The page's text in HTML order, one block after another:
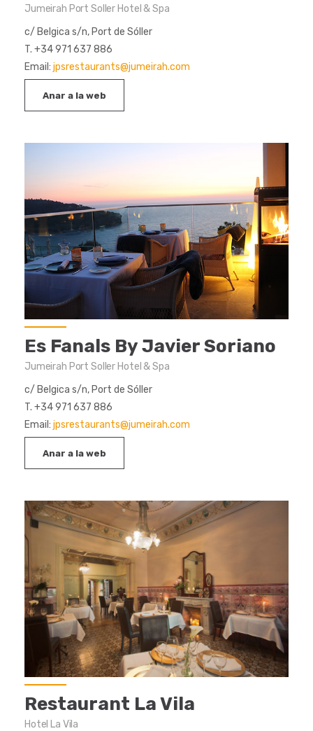
Jumeirah Port Soller Hotel & Spa
c/ Belgica s/n, Port de Sóller
T. +34 971 637 886
Email: jpsrestaurants@jumeirah.com
Anar a la web
Es Fanals By Javier Soriano
Jumeirah Port Soller Hotel & Spa
c/ Belgica s/n, Port de Sóller
T. +34 971 637 886
Email: jpsrestaurants@jumeirah.com
Anar a la web
Restaurant La Vila
Hotel La Vila